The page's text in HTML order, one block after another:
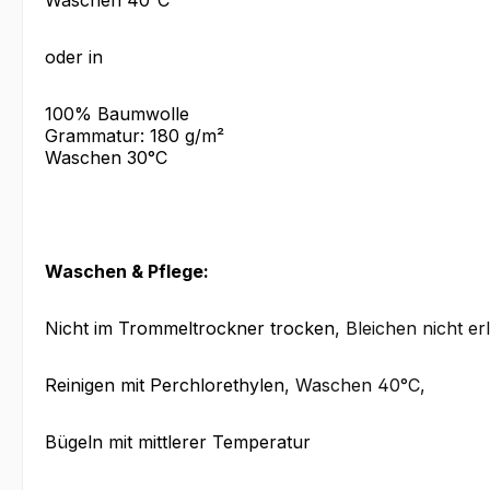
oder in
100% Baumwolle
Grammatur: 180 g/m²
Waschen 30°C
Waschen & Pflege:
Nicht im Trommeltrockner trocken, Bleichen nicht
Reinigen mit Perchlorethylen, Waschen 40°C,
Bügeln mit mittlerer Temperatur